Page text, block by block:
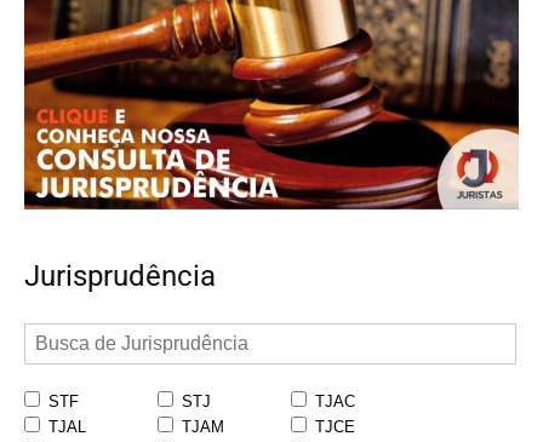
Jurisprudência
STF STJ
TJAC
TJAL
TJAM
TJCE